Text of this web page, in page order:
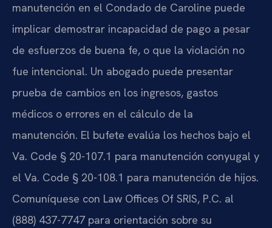
manutención en el Condado de Caroline puede
implicar demostrar incapacidad de pago a pesar
de esfuerzos de buena fe, o que la violación no
fue intencional. Un abogado puede presentar
prueba de cambios en los ingresos, gastos
médicos o errores en el cálculo de la
manutención. El bufete evalúa los hechos bajo el
Va. Code § 20-107.1 para manutención conyugal y
el Va. Code § 20-108.1 para manutención de hijos.
Comuníquese con Law Offices Of SRIS, P.C. al
(888) 437-7747 para orientación sobre su